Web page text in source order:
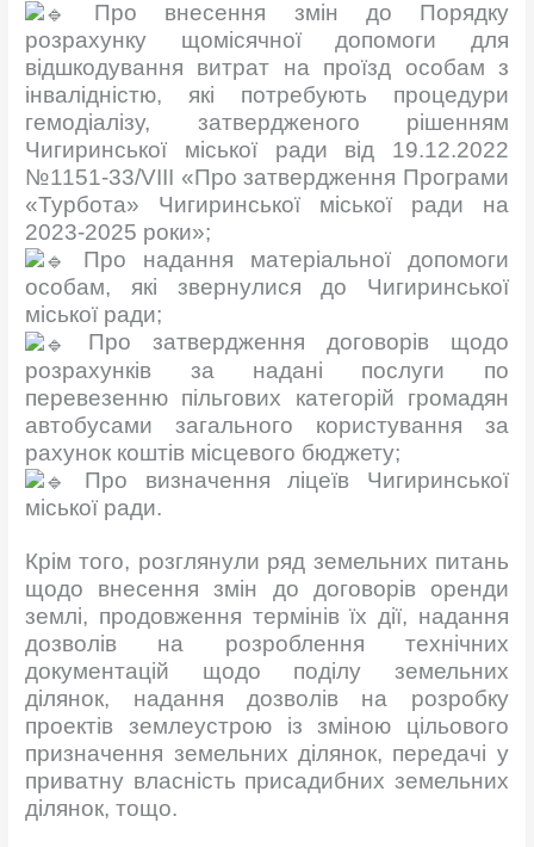
Про внесення змін до Порядку
розрахунку щомісячної допомоги для
відшкодування витрат на проїзд особам з
інвалідністю, які потребують процедури
гемодіалізу, затвердженого рішенням
Чигиринської міської ради від 19.12.2022
№1151-33/VIII «Про затвердження Програми
«Турбота» Чигиринської міської ради на
2023-2025 роки»;
Про надання матеріальної допомоги
особам, які звернулися до Чигиринської
міської ради;
Про затвердження договорів щодо
розрахунків за надані послуги по
перевезенню пільгових категорій громадян
автобусами загального користування за
рахунок коштів місцевого бюджету;
Про визначення ліцеїв Чигиринської
міської ради.
Крім того, розглянули ряд земельних питань
щодо внесення змін до договорів оренди
землі, продовження термінів їх дії, надання
дозволів на розроблення технічних
документацій щодо поділу земельних
ділянок, надання дозволів на розробку
проектів землеустрою із зміною цільового
призначення земельних ділянок, передачі у
приватну власність присадибних земельних
ділянок, тощо.